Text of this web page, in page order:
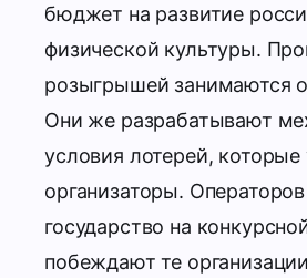
бюджет на развитие
физической культуры.
розыгрышей занимаются
Они же разрабатывают
условия лотерей,
организаторы.
государство на
побеждают те